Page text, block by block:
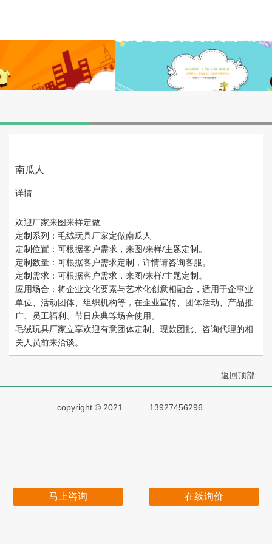
南瓜人
详情
欢迎厂家来图来样定做
定制系列：毛绒玩具厂家定做南瓜人
定制位置：可根据客户需求，来图/来样/主题定制。
定制数量：可根据客户需求定制，详情请咨询客服。
定制需求：可根据客户需求，来图/来样/主题定制。
应用场合：将企业文化要素与艺术化创意相融合，适用于企事业
单位、活动团体、组织机构等，在企业宣传、团体活动、产品推
广、员工福利、节日庆典等场合使用。
毛绒玩具厂家立享欢迎有意团体定制、现款团批、咨询代理的相
关人员前来洽谈。
马上咨询 在线询价
返回顶部
copyright © 2021 13927456296